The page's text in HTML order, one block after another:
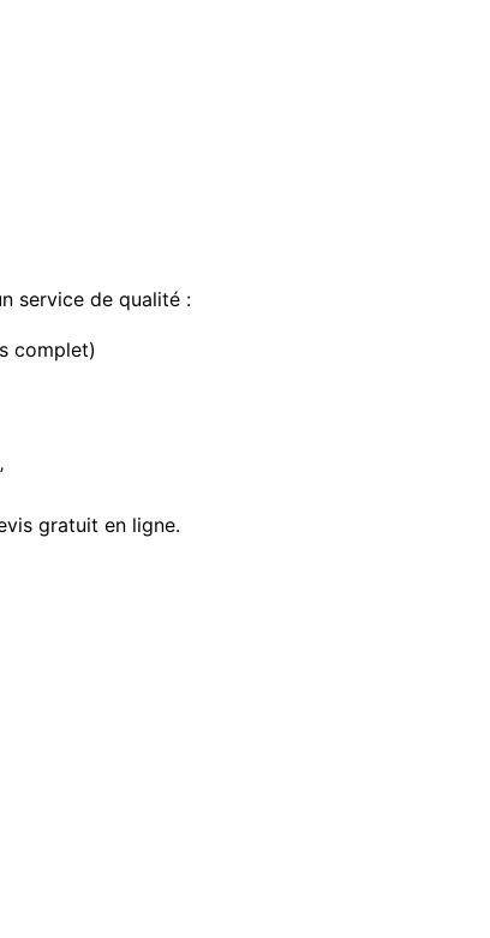
service de qualité :
complet)
gratuit en ligne.